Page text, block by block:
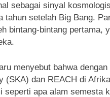
sebagai sinyal
tahun setelah Big Bang.
bintang-bintang pertama,
menyebut bahwa
(SKA) dan REACH di
seperti apa alam semesta